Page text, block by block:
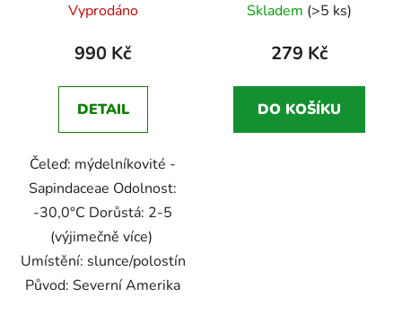
hodnocení
produktu
5,0
z
hvězdiček.
Vyprodáno
990 Kč
DETAIL
Čeleď: mýdelníkovité -
Sapindaceae Odolnost:
-30,0°C Dorůstá: 2-5
(výjimečně více)
Umístění: slunce/polostín
Původ: Severní Amerika
Skladem (>5 ks)
279 Kč
DO KOŠÍKU